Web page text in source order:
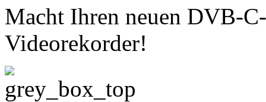
Macht Ihren neuen DVB-
Videorekorder!